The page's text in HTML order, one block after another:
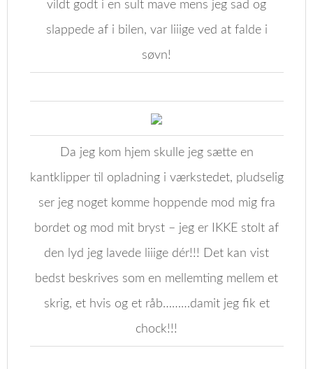
vildt godt i en sult mave mens jeg sad og
slappede af i bilen, var liiige ved at falde i
søvn!
Da jeg kom hjem skulle jeg sætte en
kantklipper til opladning i værkstedet, pludselig
ser jeg noget komme hoppende mod mig fra
bordet og mod mit bryst – jeg er IKKE stolt af
den lyd jeg lavede liiige dér!!! Det kan vist
bedst beskrives som en mellemting mellem et
skrig, et hvis og et råb………damit jeg fik et
chock!!!